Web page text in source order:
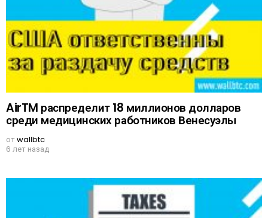
AirTM распределит 18 миллионов долларов
среди медицинских работников Венесуэлы
отwallbtc
6 лет назад